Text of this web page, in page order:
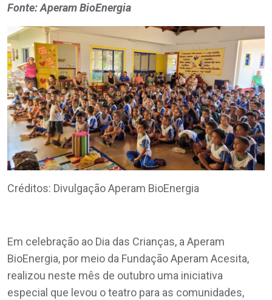
Fonte: Aperam BioEnergia
Créditos: Divulgação Aperam BioEnergia
Em celebração ao Dia das Crianças, a Aperam
BioEnergia, por meio da Fundação Aperam Acesita,
realizou neste mês de outubro uma iniciativa
especial que levou o teatro para as comunidades,